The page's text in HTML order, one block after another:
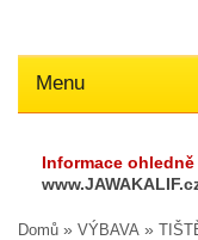
Menu
Informace
Domů » VÝBAVA »